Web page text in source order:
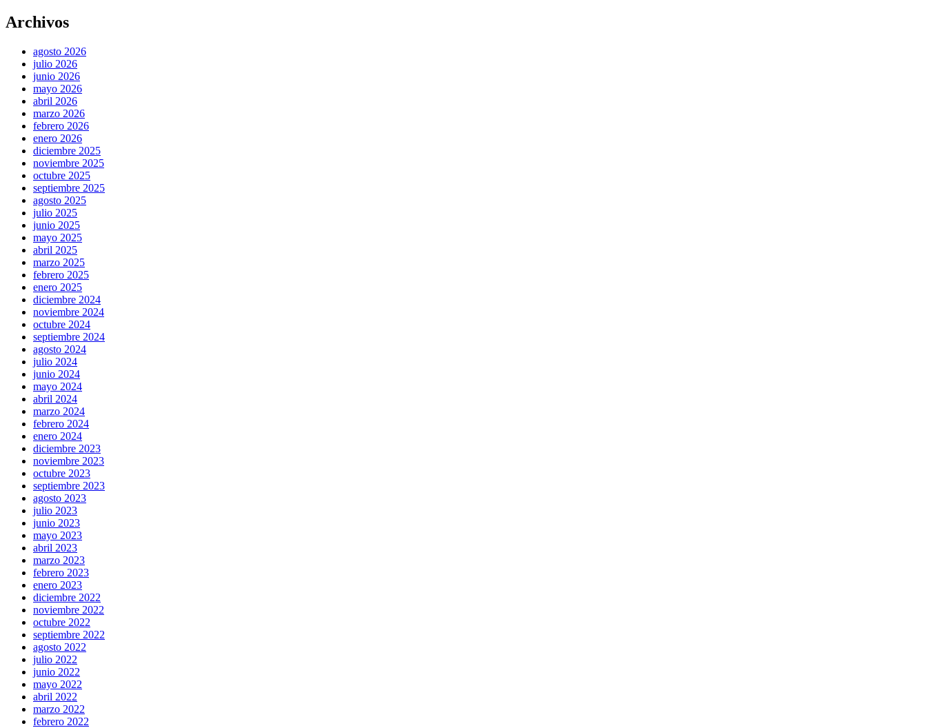
Archivos
agosto 2026
julio 2026
junio 2026
mayo 2026
abril 2026
marzo 2026
febrero 2026
enero 2026
diciembre 2025
noviembre 2025
octubre 2025
septiembre 2025
agosto 2025
julio 2025
junio 2025
mayo 2025
abril 2025
marzo 2025
febrero 2025
enero 2025
diciembre 2024
noviembre 2024
octubre 2024
septiembre 2024
agosto 2024
julio 2024
junio 2024
mayo 2024
abril 2024
marzo 2024
febrero 2024
enero 2024
diciembre 2023
noviembre 2023
octubre 2023
septiembre 2023
agosto 2023
julio 2023
junio 2023
mayo 2023
abril 2023
marzo 2023
febrero 2023
enero 2023
diciembre 2022
noviembre 2022
octubre 2022
septiembre 2022
agosto 2022
julio 2022
junio 2022
mayo 2022
abril 2022
marzo 2022
febrero 2022